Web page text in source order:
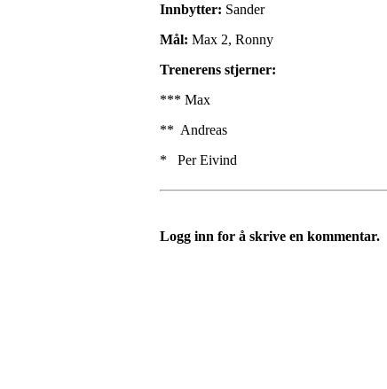
Innbytter: Sander
Mål: Max 2, Ronny
Trenerens stjerner:
*** Max
** Andreas
* Per Eivind
Logg inn for å skrive en kommentar.